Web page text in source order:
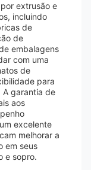
extrusão e
incluindo
de
de
embalagens
com uma
de
para
garantia de
aos
excelente
melhorar a
em seus
e sopro.